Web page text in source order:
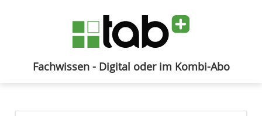
Fachwissen - Digital oder im Kombi-Abo